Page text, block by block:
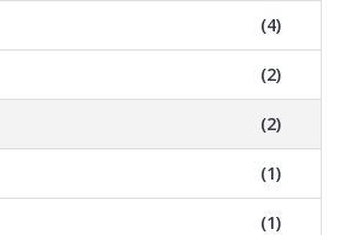
(4)
(2)
(2)
(1)
(1)